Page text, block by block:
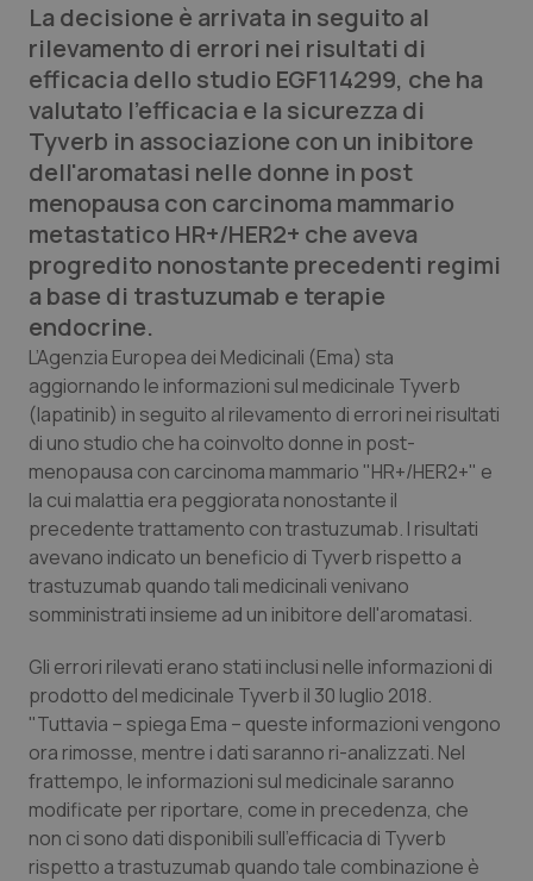
Professionisti Sanitari.AI
Abruzzo
Basilicata
Calabria
Campania
Emilia-Romagna
Friuli Venezia Giulia
Lazio
Liguria
Lombardia
Marche
Molise
Piemonte
Provincia Autonoma di Bolzano
QS Pro Gold
Artrite & artrosi
Asma & BPCO
Car-T
Colesterolo & coronaropatie
Dermatite Atopica
Diabete & glucometri
Disturbi dell’umore
Dolore
Donna & Salute
Epatiti
HIV
Infezioni & Febbre
QS Club Newsletter
La decisione è arrivata in seguito al
rilevamento di errori nei risultati di
efficacia dello studio EGF114299, che ha
valutato l'efficacia e la sicurezza di
Tyverb in associazione con un inibitore
dell'aromatasi nelle donne in post
menopausa con carcinoma mammario
metastatico HR+/HER2+ che aveva
progredito nonostante precedenti regimi
a base di trastuzumab e terapie
endocrine.
L’Agenzia Europea dei Medicinali (Ema) sta
aggiornando le informazioni sul medicinale Tyverb
(lapatinib) in seguito al rilevamento di errori nei risultati
di uno studio che ha coinvolto donne in post-
menopausa con carcinoma mammario "HR+/HER2+" e
la cui malattia era peggiorata nonostante il
precedente trattamento con trastuzumab. I risultati
avevano indicato un beneficio di Tyverb rispetto a
trastuzumab quando tali medicinali venivano
somministrati insieme ad un inibitore dell'aromatasi.
Gli errori rilevati erano stati inclusi nelle informazioni di
prodotto del medicinale Tyverb il 30 luglio 2018.
"Tuttavia – spiega Ema – queste informazioni vengono
ora rimosse, mentre i dati saranno ri-analizzati. Nel
frattempo, le informazioni sul medicinale saranno
modificate per riportare, come in precedenza, che
non ci sono dati disponibili sull'efficacia di Tyverb
rispetto a trastuzumab quando tale combinazione è